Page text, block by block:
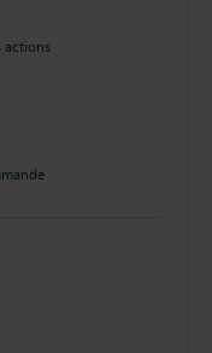
actions